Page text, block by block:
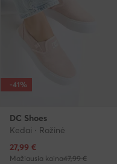
-41%
DC Shoes
Kedai · Rožinė
Dabartinė kaina
27,99 €
Mažiausia kaina47,99 €